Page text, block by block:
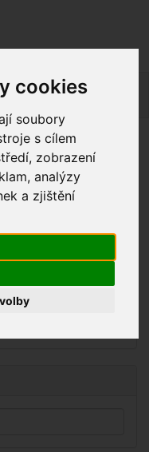
cookies
soubory
s cílem
zobrazení
analýzy
a zjištění
obchod v
nelze vyřídit.